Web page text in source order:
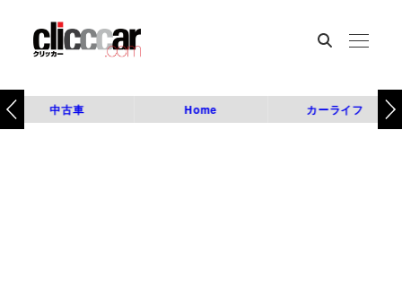
中古車 Home カーライフ